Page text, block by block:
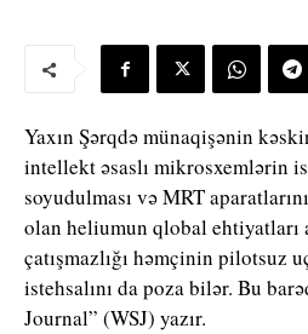
Yaxın Şərqdə münaqişənin
intellekt əsaslı mikrosxemlərin
soyudulması və MRT
olan heliumun qlobal ehtiyatları
çatışmazlığı həmçinin pilotsuz
istehsalını da poza bilər. Bu
Journal” (WSJ) yazır.